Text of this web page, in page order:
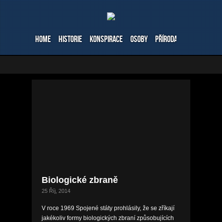
Home Historie Konspirace Osoby Příroda Stavby
Biologické zbraně
25 Říj, 2014
V roce 1969 Spojené státy prohlásily, že se zříkají
jakékoliv formy biologických zbraní způsobujících